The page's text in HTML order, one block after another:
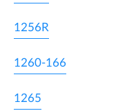
1256R
1260-166
1265